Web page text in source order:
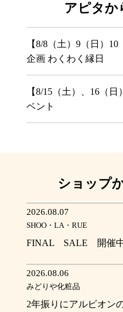
アピタか
【8/8（土）9（日）
企画 わくわく縁日
【8/15（土）、16（
ベント
ショップ
2026.08.07
SHOO・LA・RUE
FINAL SALE 開催中
2026.08.06
みどりや化粧品
2年振りにアルビオン